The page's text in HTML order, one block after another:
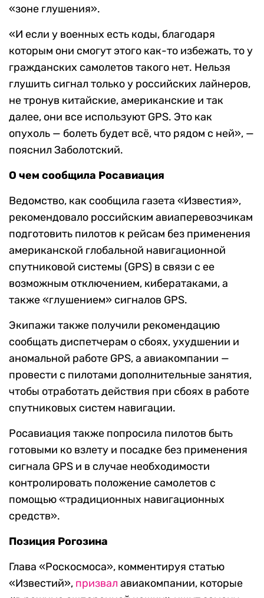
«зоне глушения».
«И если у военных есть коды, благодаря
которым они смогут этого как-то избежать, то у
гражданских самолетов такого нет. Нельзя
глушить сигнал только у российских лайнеров,
не тронув китайские, американские и так
далее, они все используют GPS. Это как
опухоль — болеть будет всё, что рядом с ней», —
пояснил Заболотский.
О чем сообщила Росавиация
Ведомство, как сообщила газета «Известия»,
рекомендовало российским авиаперевозчикам
подготовить пилотов к рейсам без применения
американской глобальной навигационной
спутниковой системы (GPS) в связи с ее
возможным отключением, кибератаками, а
также «глушением» сигналов GPS.
Экипажи также получили рекомендацию
сообщать диспетчерам о сбоях, ухудшении и
аномальной работе GPS, а авиакомпании —
провести с пилотами дополнительные занятия,
чтобы отработать действия при сбоях в работе
спутниковых систем навигации.
Росавиация также попросила пилотов быть
готовыми ко взлету и посадке без применения
сигнала GPS и в случае необходимости
контролировать положение самолетов с
помощью «традиционных навигационных
средств».
Позиция Рогозина
Глава «Роскосмоса», комментируя статью
«Известий», призвал авиакомпании, которые